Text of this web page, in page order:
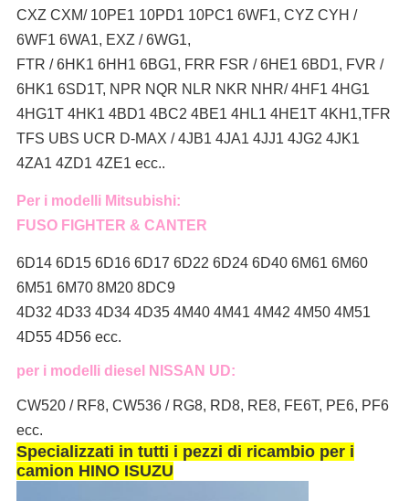
CXZ CXM/ 10PE1 10PD1 10PC1 6WF1, CYZ CYH /
6WF1 6WA1, EXZ / 6WG1,
FTR / 6HK1 6HH1 6BG1, FRR FSR / 6HE1 6BD1, FVR /
6HK1 6SD1T, NPR NQR NLR NKR NHR/ 4HF1 4HG1
4HG1T 4HK1 4BD1 4BC2 4BE1 4HL1 4HE1T 4KH1,TFR
TFS UBS UCR D-MAX / 4JB1 4JA1 4JJ1 4JG2 4JK1
4ZA1 4ZD1 4ZE1 ecc..
Per i modelli Mitsubishi:
FUSO FIGHTER & CANTER
6D14 6D15 6D16 6D17 6D22 6D24 6D40 6M61 6M60
6M51 6M70 8M20 8DC9
4D32 4D33 4D34 4D35 4M40 4M41 4M42 4M50 4M51
4D55 4D56 ecc.
per i modelli diesel NISSAN UD:
CW520 / RF8, CW536 / RG8, RD8, RE8, FE6T, PE6, PF6
ecc.
Specializzati in tutti i pezzi di ricambio per i
camion HINO ISUZU